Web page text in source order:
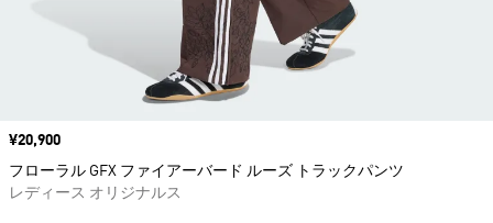
価格
¥20,900
フローラル GFX ファイアーバード ルーズ トラックパンツ
レディース オリジナルス